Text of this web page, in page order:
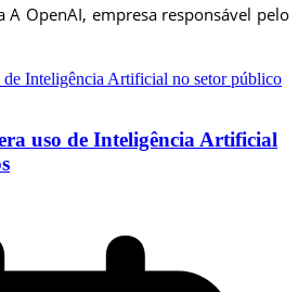
A OpenAI, empresa responsável pelo
uso de Inteligência Artificial